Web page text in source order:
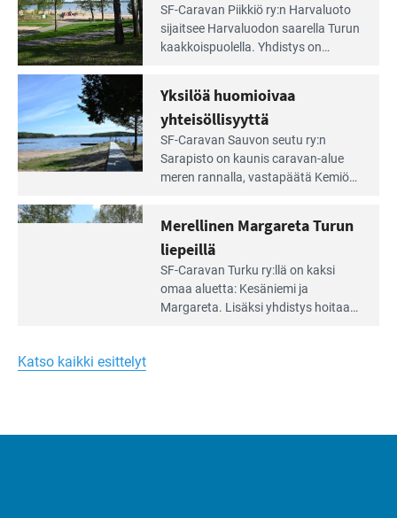
Lue
Leirintäoppaan
artikkeli:
Meren
äärellä
ja
vehreän
virkistysalueen
laidalla
SF-Caravan Piikkiö ry:n Harvaluoto
sijait­see Harvaluodon saarella Turun
kaakkois­puolella. Yhdistys on
virkistysalueesta.
Lue
Leirintäoppaan
artikkeli:
huomioivaa
yhteisöllisyyttä
Yksilöä huomioivaa
yhteisöllisyyttä
SF-Caravan Sauvon seutu ry:n
Sarapisto on kaunis caravan-alue
meren rannalla, vasta­päätä Kemiön
kymmenen paikkaa ilman sähköä.
Turun
liepeillä
Merellinen Margareta Turun
liepeillä
SF-Caravan Turku ry:llä on kaksi
omaa aluet­ta: Kesäniemi ja
Margareta. Lisäksi yhdis­tys hoitaa
Katso kaikki esittelyt